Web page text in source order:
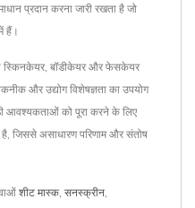
प्रदान करना जारी रखता है जो
हैं।
स्किनकेयर, बॉडीकेयर और फेसकेयर
और उद्योग विशेषज्ञता का उपयोग
आवश्यकताओं को पूरा करने के लिए
जिससे असाधारण परिणाम और संतोष
शीट मास्क सनस्क्रीन